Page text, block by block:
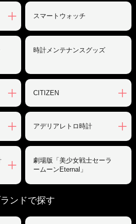
スマートウォッチ
時計メンテナンスグッズ
CITIZEN
アデリアレトロ時計
劇場版「美少女戦士セーラ
ームーンEternal」
ンドで探す